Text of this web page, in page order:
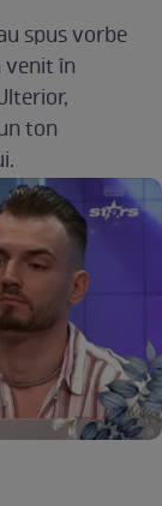
spus vorbe
venit în
ton